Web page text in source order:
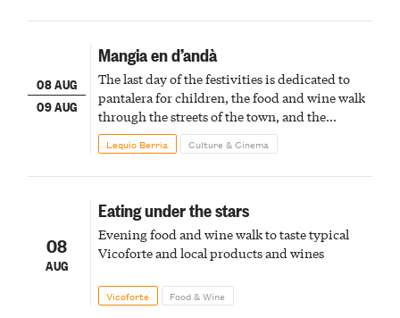
08 AUG
09 AUG
Mangia en d’andà
The last day of the festivities is dedicated to
pantalera for children, the food and wine walk
through the streets of the town, and the
fireworks finale
Lequio Berria Culture & Cinema
08
AUG
Eating under the stars
Evening food and wine walk to taste typical
Vicoforte and local products and wines
Vicoforte Food & Wine